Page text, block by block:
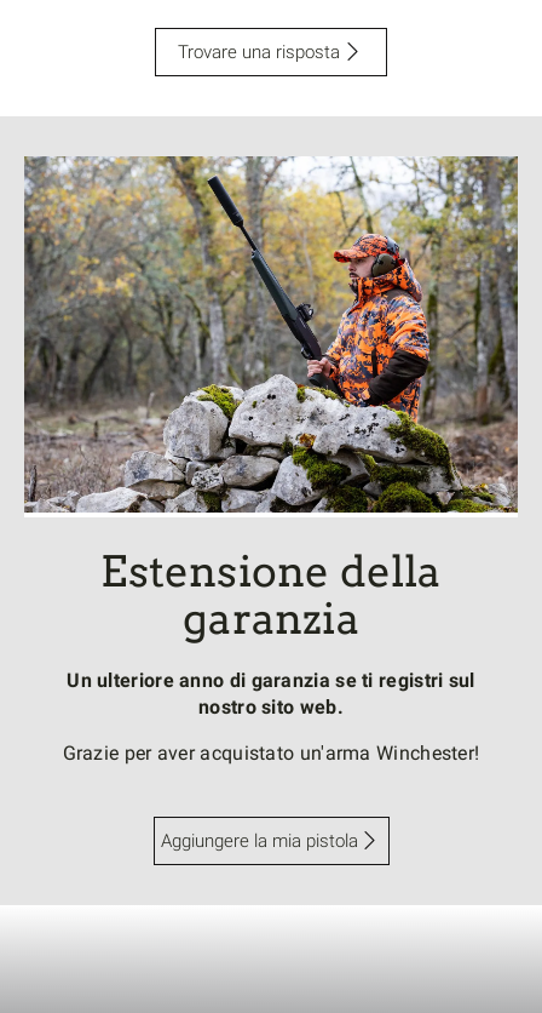
Trovare una risposta
Estensione della
garanzia
Un ulteriore anno di garanzia se ti registri sul
nostro sito web.
Grazie per aver acquistato un'arma Winchester!
Aggiungere la mia pistola